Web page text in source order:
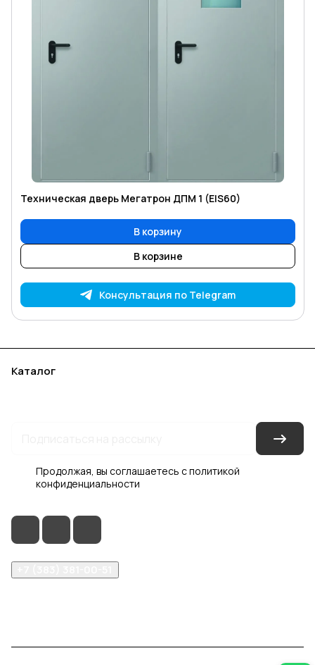
Техническая дверь Мегатрон ДПМ 1 (EIS60)
В корзину
В корзине
Консультация по Telegram
Каталог
Продолжая, вы соглашаетесь сполитикой
конфиденциальности